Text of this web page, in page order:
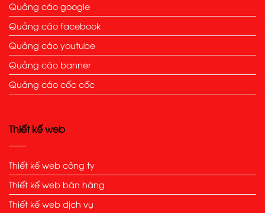
Quảng cáo google
Quảng cáo facebook
Quảng cáo youtube
Quảng cáo banner
Quảng cáo cốc cốc
Thiết kế web
Thiết kế web công ty
Thiết kế web bán hàng
Thiết kế web dịch vụ